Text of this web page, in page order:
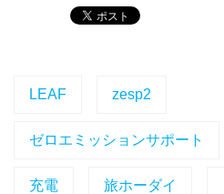
LEAF zesp2
ゼロエミッションサポート
充電 旅ホーダイ